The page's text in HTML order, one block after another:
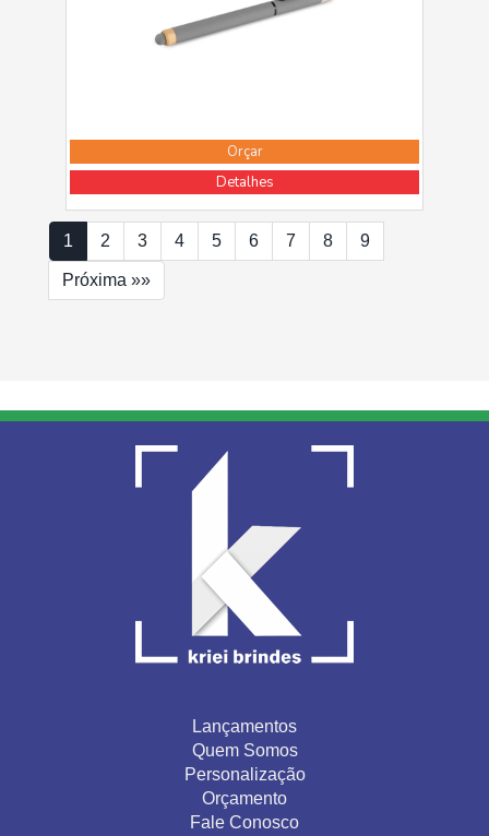
Orçar
Detalhes
1 2 3 4 5 6 7 8 9
Próxima »»
Lançamentos
Quem Somos
Personalização
Orçamento
Fale Conosco